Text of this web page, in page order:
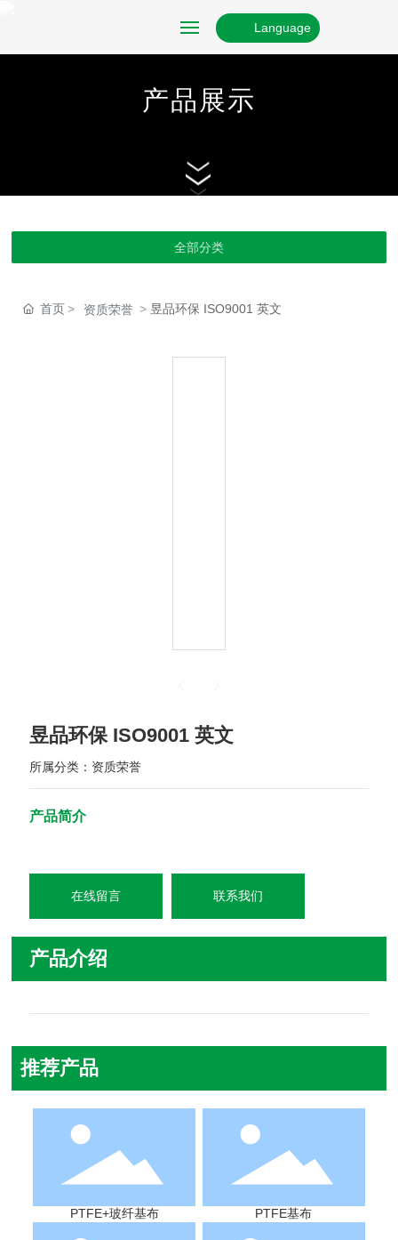
新闻资讯
联系我们
Language
产品展示
全部分类
首页 资质荣誉 昱品环保 ISO9001 英文
昱品环保 ISO9001 英文
所属分类： 资质荣誉
产品简介
在线留言 联系我们
产品介绍
推荐产品
PTFE+玻纤基布 PTFE基布